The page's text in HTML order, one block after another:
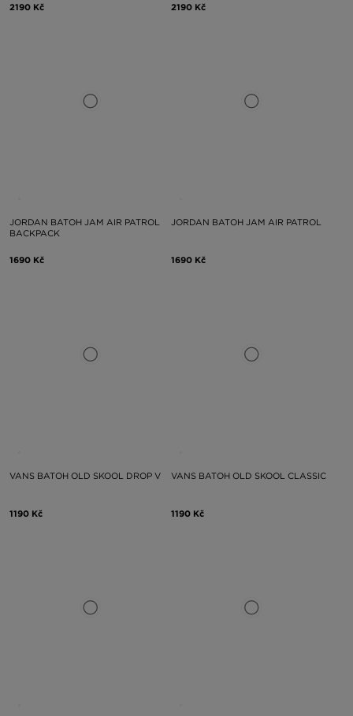
2190 Kč 2190 Kč
JORDAN BATOH JAM AIR PATROL
BACKPACK
1690 Kč
JORDAN BATOH JAM AIR PATROL
1690 Kč
VANS BATOH OLD SKOOL DROP V
1190 Kč
VANS BATOH OLD SKOOL CLASSIC
1190 Kč